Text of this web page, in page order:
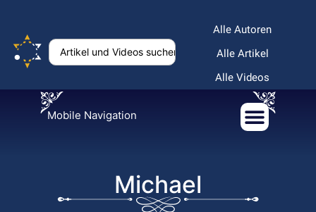
Alle Autoren
Alle Artikel
Alle Videos
Mobile Navigation
Michael